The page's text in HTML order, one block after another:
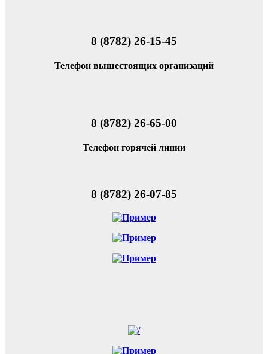
8 (8782) 26-15-45
Телефон вышестоящих организаций
8 (8782) 26-65-00
Телефон горячей линии
8 (8782) 26-07-85